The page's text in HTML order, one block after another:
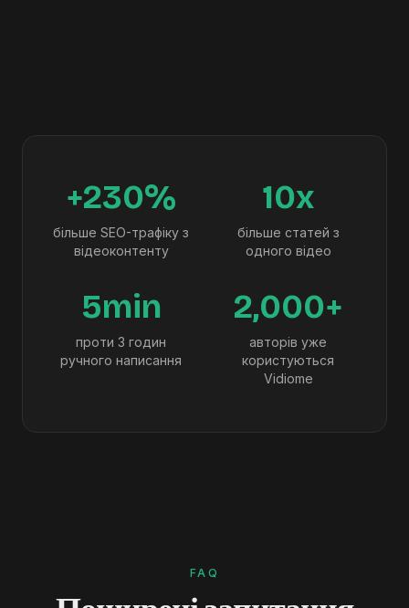
+230%
більше SEO-трафіку з
відеоконтенту
10x
більше статей з
одного відео
5min
проти 3 годин
ручного написання
2,000+
авторів уже
користуються
Vidiome
FAQ